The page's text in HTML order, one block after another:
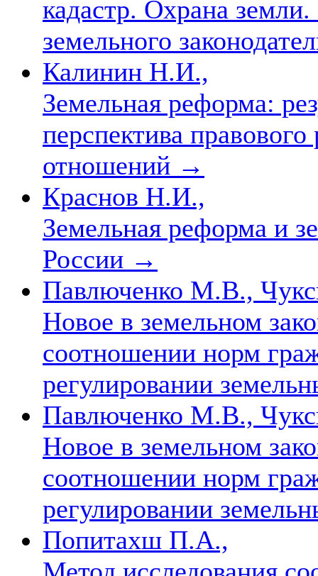
кадастр. Охрана
земельного
Калинин Н.И.,
Земельная реформа:
перспектива
отношений →
Краснов Н.И.,
Земельная реформа и
России →
Павлюченко М.В.,
Новое в земельном
соотношении норм
регулировании
Павлюченко М.В.,
Новое в земельном
соотношении норм
регулировании
Попитахш П.А.,